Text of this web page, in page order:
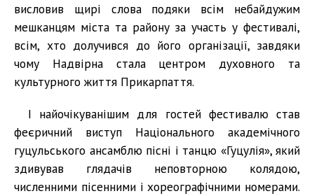
висловив щирі слова подяки всім небайдужим
мешканцям міста та району за участь у фестивалі,
всім, хто долучився до його організації, завдяки
чому Надвірна стала центром духовного та
культурного життя Прикарпаття.
І найочікуванішим для гостей фестивалю став
феєричний виступ Національного академічного
гуцульського ансамблю пісні і танцю «Гуцулія», який
здивував глядачів неповторною колядою,
численними пісенними і хореографічними номерами.